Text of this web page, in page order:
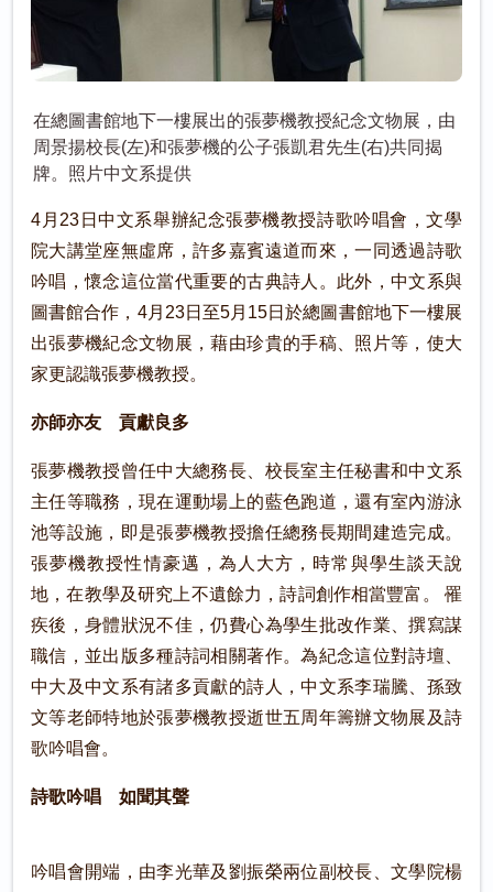
在總圖書館地下一樓展出的張夢機教授紀念文物展，由
周景揚校長(左)和張夢機的公子張凱君先生(右)共同揭
牌。照片中文系提供
4月23日中文系舉辦紀念張夢機教授詩歌吟唱會，文學
院大講堂座無虛席，許多嘉賓遠道而來，一同透過詩歌
吟唱，懷念這位當代重要的古典詩人。此外，中文系與
圖書館合作，4月23日至5月15日於總圖書館地下一樓展
出張夢機紀念文物展，藉由珍貴的手稿、照片等，使大
家更認識張夢機教授。
亦師亦友 貢獻良多
張夢機教授曾任中大總務長、校長室主任秘書和中文系
主任等職務，現在運動場上的藍色跑道，還有室內游泳
池等設施，即是張夢機教授擔任總務長期間建造完成。
張夢機教授性情豪邁，為人大方，時常與學生談天說
地，在教學及研究上不遺餘力，詩詞創作相當豐富。 罹
疾後，身體狀況不佳，仍費心為學生批改作業、撰寫謀
職信，並出版多種詩詞相關著作。為紀念這位對詩壇、
中大及中文系有諸多貢獻的詩人，中文系李瑞騰、孫致
文等老師特地於張夢機教授逝世五周年籌辦文物展及詩
歌吟唱會。
詩歌吟唱 如聞其聲
吟唱會開端，由李光華及劉振榮兩位副校長、文學院楊